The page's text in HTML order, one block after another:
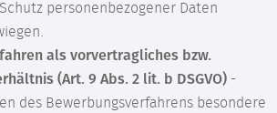
personenbezogener Daten
als vorvertragliches bzw.
(Art. 9 Abs. 2 lit. b DSGVO) -
des Bewerbungsverfahrens besondere